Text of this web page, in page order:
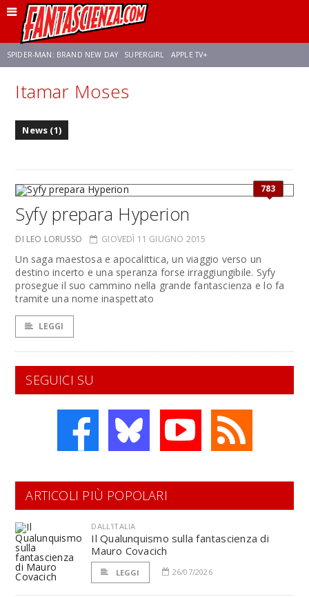
SPIDER-MAN: BRAND NEW DAY SUPERGIRL APPLE TV+
FRANCO RICCIARDIELLO ZENDAYA
Itamar Moses
News (1)
783
Syfy prepara Hyperion
DI LEO LORUSSO GIOVEDÌ 11 GIUGNO 2015
Un saga maestosa e apocalittica, un viaggio verso un
destino incerto e una speranza forse irraggiungibile. Syfy
prosegue il suo cammino nella grande fantascienza e lo fa
tramite una nome inaspettato
LEGGI
SEGUICI SU
ARTICOLI PIÙ POPOLARI
DALL'ITALIA
Il Qualunquismo sulla fantascienza di
Mauro Covacich
LEGGI 26/07/2026